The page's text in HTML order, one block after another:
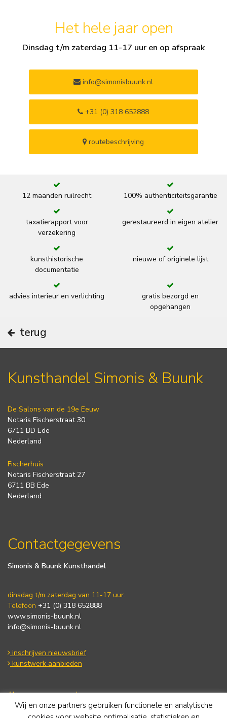
Het hele jaar open
Dinsdag t/m zaterdag 11-17 uur en op afspraak
info@simonisbuunk.nl
+31 (0) 318 652888
routebeschrijving
12 maanden ruilrecht 100% authenticiteitsgarantie
taxatierapport voor
verzekering
gerestaureerd in eigen atelier
kunsthistorische
documentatie
nieuwe of originele lijst
advies interieur en verlichting
gratis bezorgd en
opgehangen
terug
Kunsthandel Simonis & Buunk
De Salons van de 19e Eeuw
Notaris Fischerstraat 30
6711 BD Ede
Nederland
Fischerhuis
Notaris Fischerstraat 27
6711 BB Ede
Nederland
Contactgegevens
Simonis & Buunk Kunsthandel
dinsdag t/m zaterdag van 11-17 uur.
Telefoon +31 (0) 318 652888
www.simonis-buunk.nl
info@simonis-buunk.nl
inschrijven nieuwsbrief
kunstwerk aanbieden
Algemene voorwaarden
Privacy statement
Cookie Policy
Wij en onze partners gebruiken functionele en analytische